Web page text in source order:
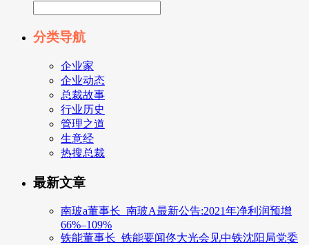
分类导航
企业家
企业动态
总裁故事
行业历史
管理之道
生意经
热搜总裁
最新文章
南玻a董事长_南玻A最新公告:2021年净利润预增
66%–109%
铁能董事长_铁能要闻佟大光会见中铁沈阳局党委